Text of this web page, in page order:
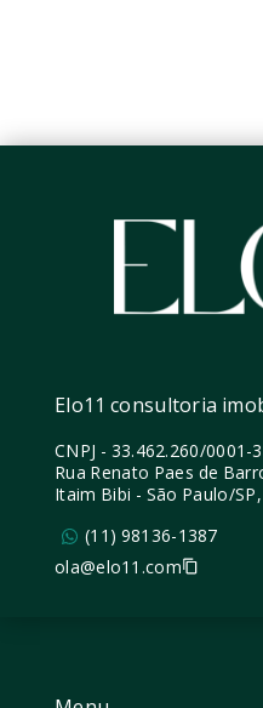
Elo11 consultoria
CNPJ - 33.462.260/0001-
Rua Renato Paes de
Itaim Bibi - São Paulo/
(11) 98136-1387
ola@elo11.com